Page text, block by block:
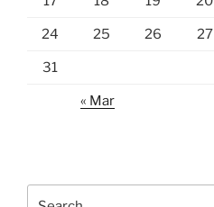
24 25 26 27
31
« Mar